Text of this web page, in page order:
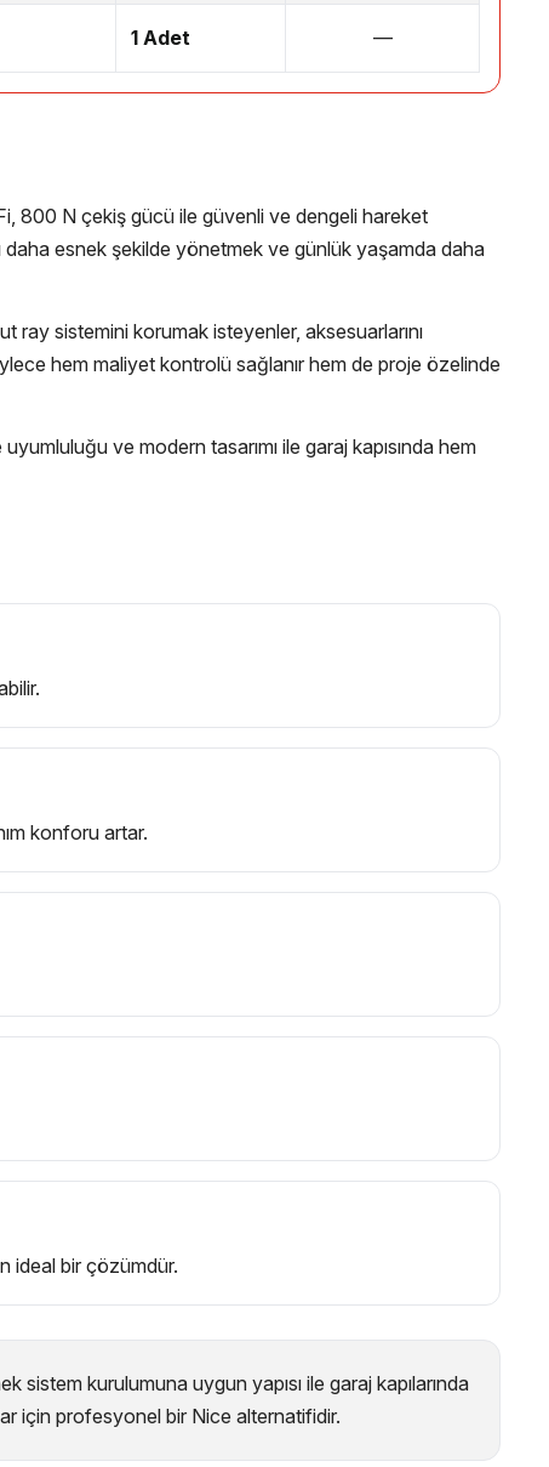
1 Adet —
800 N çekiş gücü ile güvenli ve dengeli hareket
daha esnek şekilde yönetmek ve günlük yaşamda daha
ray sistemini korumak isteyenler, aksesuarlarını
hem maliyet kontrolü sağlanır hem de proje özelinde
ve modern tasarımı ile garaj kapısında hem
konforu artar.
ideal bir çözümdür.
kurulumuna uygun yapısı ile garaj kapılarında
için profesyonel bir Nice alternatifidir.